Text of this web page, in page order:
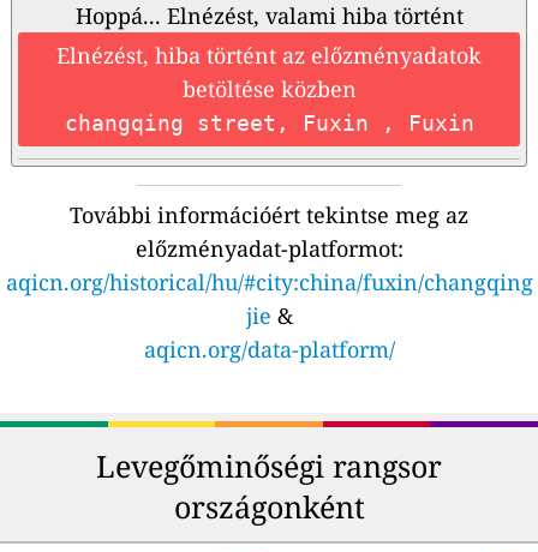
Hoppá... Elnézést, valami hiba történt
Elnézést, hiba történt az előzményadatok
betöltése közben
changqing street, Fuxin , Fuxin
További információért tekintse meg az
előzményadat-platformot:
aqicn.org/historical/hu/#city:china/fuxin/changqing
jie &
aqicn.org/data-platform/
Levegőminőségi rangsor
országonként